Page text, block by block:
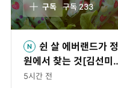
구독 구독233
쉰 살 에버랜드가 정
원에서 찾는 것[김선미
의 시크릿가든]
5시간 전